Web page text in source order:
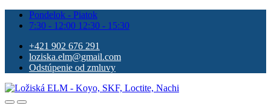
Pondelok - Piatok
7:30 - 12:00 12:30 - 15:30
+421 902 676 291
loziska.elm@gmail.com
Odstúpenie od zmluvy